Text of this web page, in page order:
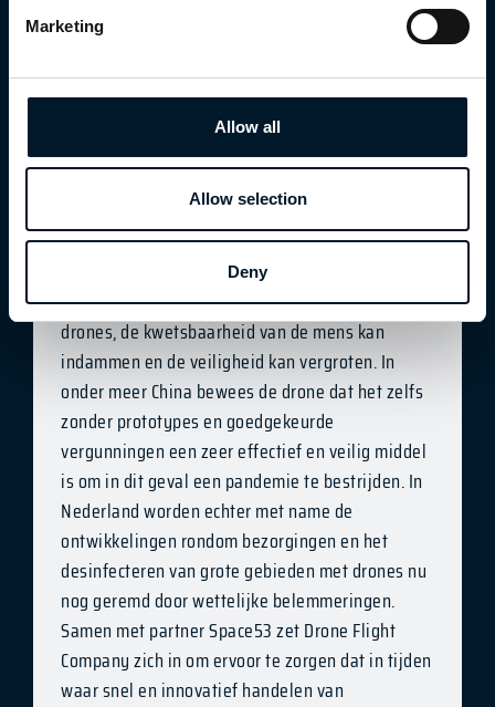
Marketing
Allow all
Allow selection
Deny
reizen. In meerdere provincies in China werden zo
onder meer de desinfectie teams voorzien van
materialen en voedsel.
Automatisering en belemmering
De wereldwijde gezondheidscrisis toont aan dat
verdere automatisering van bepaalde
werkzaamheden, onder andere door de inzet van
drones, de kwetsbaarheid van de mens kan
indammen en de veiligheid kan vergroten. In
onder meer China bewees de drone dat het zelfs
zonder prototypes en goedgekeurde
vergunningen een zeer effectief en veilig middel
is om in dit geval een pandemie te bestrijden. In
Nederland worden echter met name de
ontwikkelingen rondom bezorgingen en het
desinfecteren van grote gebieden met drones nu
nog geremd door wettelijke belemmeringen.
Samen met partner Space53 zet Drone Flight
Company zich in om ervoor te zorgen dat in tijden
waar snel en innovatief handelen van